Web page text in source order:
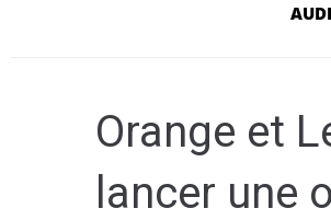
Orange et
lancer une